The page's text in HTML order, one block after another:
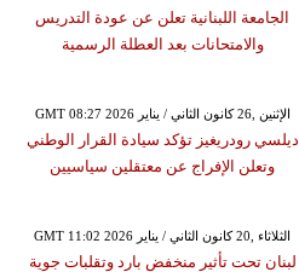
الجامعة اللبنانية تعلن عن عودة التدريس
والامتحانات بعد العطلة الرسمية
GMT 08:27 2026 الإثنين ,26 كانون الثاني / يناير
ديلسي رودريغيز تؤكد سيادة القرار الوطني
وتعلن الإفراج عن معتقلين سياسيين
GMT 11:02 2026 الثلاثاء ,20 كانون الثاني / يناير
لبنان تحت تأثير منخفض بارد وتقلبات جوية